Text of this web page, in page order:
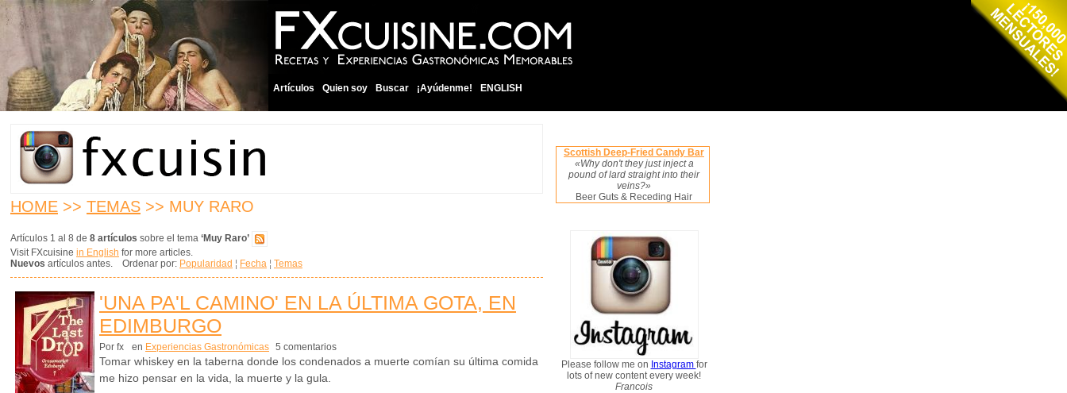
Artículos Quien soy Buscar ¡Ayúdenme! ENGLISH
HOME >> TEMAS >> MUY RARO
Artículos 1 al 8 de 8 artículos sobre el tema ‘Muy Raro’
Visit FXcuisine in English for more articles.
Nuevos artículos antes. Ordenar por: Popularidad ¦ Fecha ¦ Temas
'UNA PA'L CAMINO' EN LA ÚLTIMA GOTA, EN
EDIMBURGO
Por fx en Experiencias Gastronómicas 5 comentarios
Tomar whiskey en la taberna donde los condenados a muerte comían su última comida
me hizo pensar en la vida, la muerte y la gula.
Scottish Deep-Fried Candy Bar
«Why don't they just inject a
pound of lard straight into their
veins?»
Beer Guts & Receding Hair
Please follow me on Instagram for
lots of new content every week!
Francois